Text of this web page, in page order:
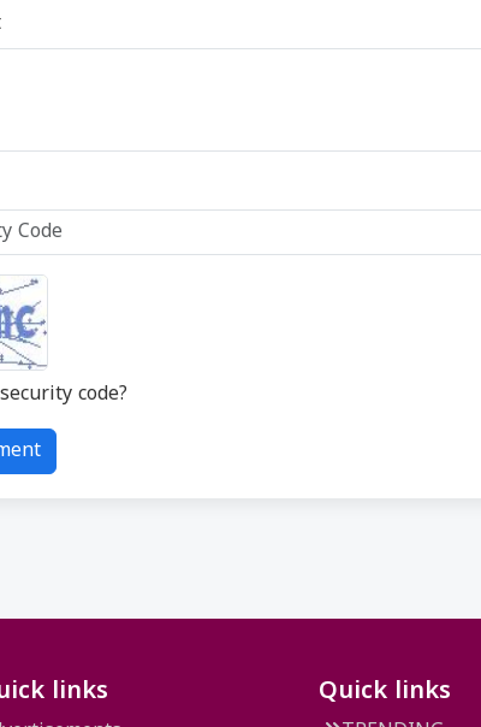
code?
links Quick links